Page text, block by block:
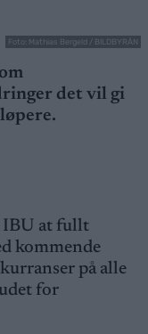
Foto: Mathias Bergeld / BILDBYRÅN
det vil gi
IBU at fullt
kommende
på alle
for